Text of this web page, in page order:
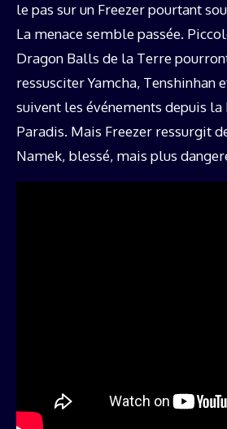
le pas sur un Freezer pourtant
La menace semble passée.
Dragon Balls de la Terre
ressusciter Yamcha, Tenshinhan
suivent les événements depuis la
Paradis. Mais Freezer ressurgit
Namek, blessé, mais plus